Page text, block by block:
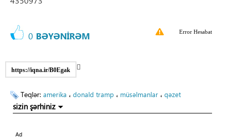
0 BƏYƏNİRƏM Error Hesabat
https://iqna.ir/B0Egak
Teqlər: amerika ، donald tramp ، müsəlmanlar ، qəzet
sizin şərhiniz
Ad